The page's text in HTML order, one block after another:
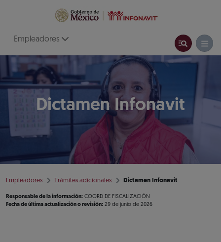
Empleadores
Dictamen Infonavit
Empleadores Trámites adicionales Dictamen Infonavit
Responsable de la información: COORD DE FISCALIZACIÓN
Fecha de última actualización o revisión: 29 de junio de 2026